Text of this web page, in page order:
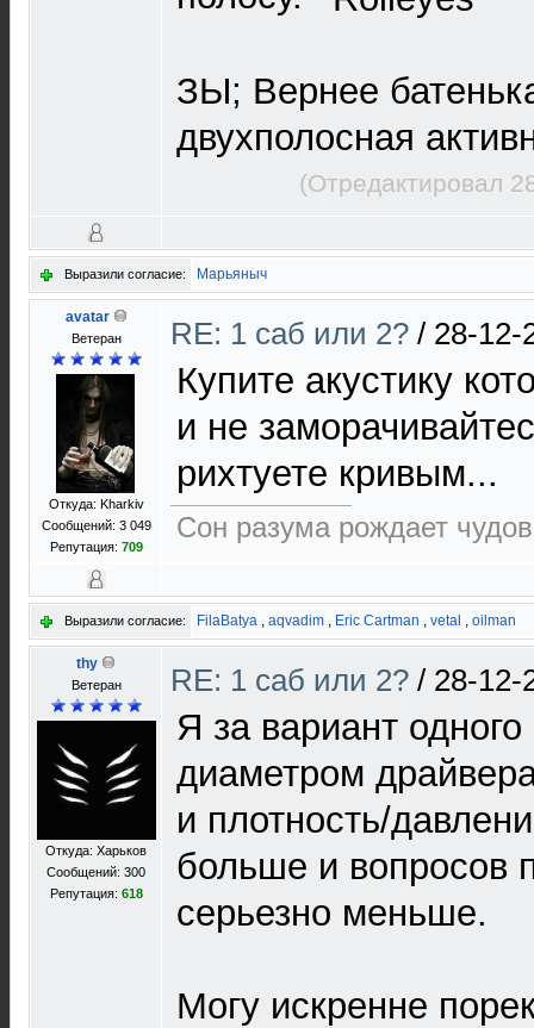
ЗЫ; Вернее
двухполосная
(Отредактировал
Выразили согласие: Марьяныч
avatar
Ветеран
Откуда: Kharkiv
Сообщений: 3 049
Репутация: 709
RE: 1 саб или 2? / 28-12-
Купите акустику
и не
рихтуете кривым...
Сон разума рождает
Выразили согласие: FilaBatya , aqvadim , Eric Cartman , vetal , oilman
thy
Ветеран
Откуда: Харьков
Сообщений: 300
Репутация: 618
RE: 1 саб или 2? / 28-12-
Я за вариант
диаметром
и плотность/
больше и вопросов
серьезно меньше.
Могу искренне